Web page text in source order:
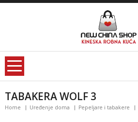
TABAKERA WOLF 3
Home Uređenje doma Pepeljare i tabakere